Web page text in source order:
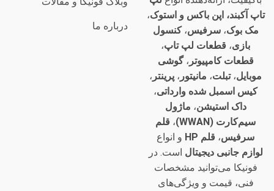
تاپ آکبند، اپن باکس و استوک،
مک بوک،سرفیس،کنسول
بازی، قطعات لپ تاپ،
قطعات کامپیوتر ،گوشی
موبایل،تبلت، مانیتور ، پرینتر ،
کیس اسمبل شده وارداتی،
داک استیشن، ماژول
سیم‌کارت (WWAN)
، قلم
سرفیس، قلم HP
و انواع
لوازم جانبی دیجیتال است. در
فونیکا می‌توانید مشخصات
فنی، قیمت و ویژگی‌های
درباره ما